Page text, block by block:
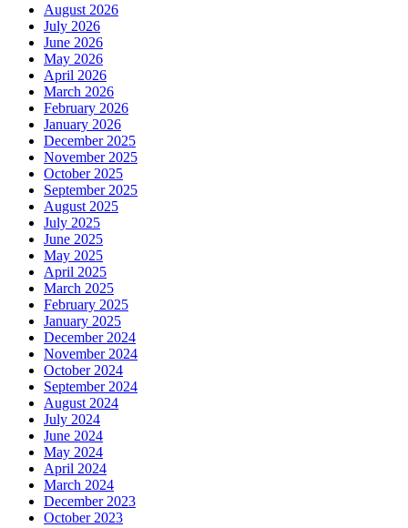
August 2026
July 2026
June 2026
May 2026
April 2026
March 2026
February 2026
January 2026
December 2025
November 2025
October 2025
September 2025
August 2025
July 2025
June 2025
May 2025
April 2025
March 2025
February 2025
January 2025
December 2024
November 2024
October 2024
September 2024
August 2024
July 2024
June 2024
May 2024
April 2024
March 2024
December 2023
October 2023